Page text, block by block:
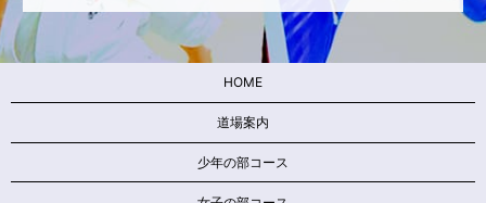
HOME
道場案内
少年の部コース